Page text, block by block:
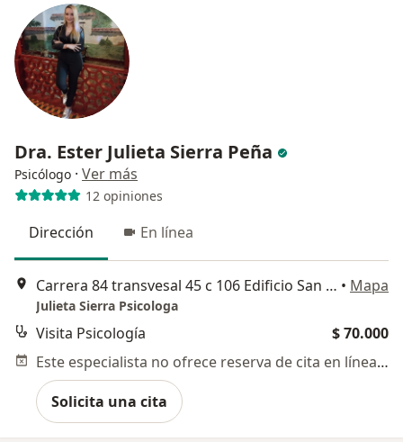
Dra. Ester Julieta Sierra Peña
Psicólogo · Ver más
12 opiniones
Dirección En línea
Carrera 84 transvesal 45 c 106 Edificio San José, Medellín • Mapa
Julieta Sierra Psicologa
Visita Psicología
$ 70.000
Este especialista no ofrece reserva de cita en línea en esta dirección.
Solicita una cita